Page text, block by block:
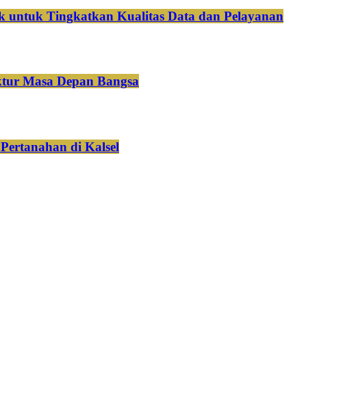
Tingkatkan Kualitas Data dan Pelayanan
Masa Depan Bangsa
di Kalsel